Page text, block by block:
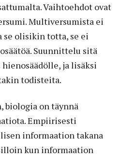
Vaihtoehdot ovat
Multiversumista ei
se olisikin totta, se ei
Suunnittelu sitä
ja lisäksi
todisteita.
biologia on täynnä
Empiirisesti
informaation takana
kun informaation